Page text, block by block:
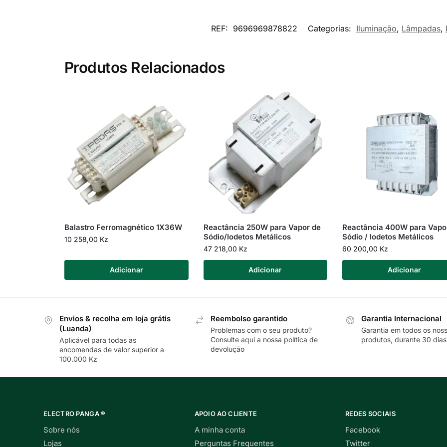
REF: 9696969878822 Categorias: Iluminação, Lâmpadas,
Produtos Relacionados
Balastro Ferromagnético 1X36W
10 258,00 Kz
Adicionar
Reactância 250W para Vapor de
Sódio/Iodetos Metálicos
47 218,00 Kz
Adicionar
Reactância 400W para
Sódio / Iodetos Metálicos
60 200,00 Kz
Adicionar
Envios & recolha em loja grátis
(Luanda)
Aplicável para todas as
encomendas de valor superior a
100.000 Kz
Reembolso garantido
Problemas com o seu produto?
Consulte aquia nossa política de
devolução
Garantia Internacional
Garantia em todos os
produtos, durante 30 dias
ELECTRO PANGA ®
Sobre nós
Lojas
APOIO AO CLIENTE
A minha conta
Perguntas Frequentes
REDES SOCIAIS
Facebook
Twitter